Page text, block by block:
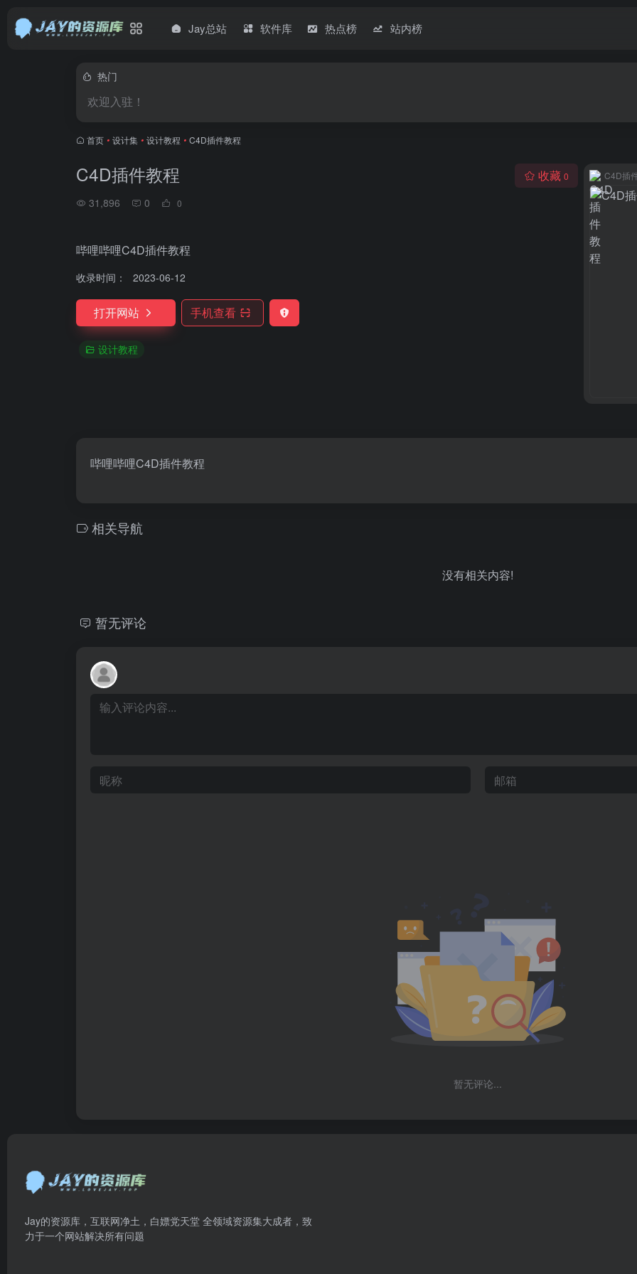
Jay总站 软件库 热点榜 站内榜
热门
欢迎入驻！
首页 • 设计集 • 设计教程 • C4D插件教程
C4D插件教程
31,896 0 0
收藏 0
哔哩哔哩C4D插件教程
收录时间： 2023-06-12
打开网站 手机查看
设计教程
C4D插
哔哩哔哩C4D插件教程
相关导航
没有相关内容!
暂无评论
暂无评论...
Jay的资源库，互联网净土，白嫖党天堂 全领域资源集大成者，致
力于一个网站解决所有问题